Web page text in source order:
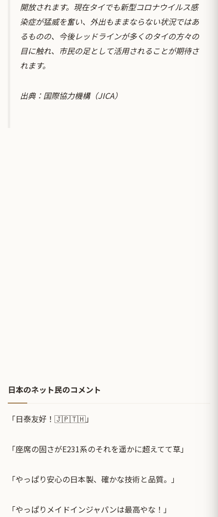
開放されます。現在タイでも新型コロナウイルス感
染症が猛威を奮い、外出もままならない状況ではあ
るものの、今後レッドラインが多くのタイの方々の
目に触れ、市民の足として活用されることが期待さ
れます。
出典： 国際協力機構（JICA）
日本のネット民のコメント
「日泰友好！🇯🇵🇹🇭」
「座席の固さがE231系のそれを遥かに超えてて草」
「やっぱり安心の日本製、確かな技術と品質。」
「やっぱりメイドインジャパンは最高やな！」